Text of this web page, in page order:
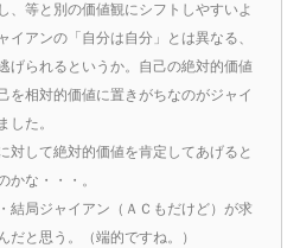
、等と別の価値観にシフトしやすいよ
イアンの「自分は自分」とは異なる、
げられるというか。自己の絶対的価値
を相対的価値に置きがちなのがジャイ
した。
対して絶対的価値を肯定してあげると
かな・・・。
結局ジャイアン（ＡＣもだけど）が求
と思う。（端的ですね。）